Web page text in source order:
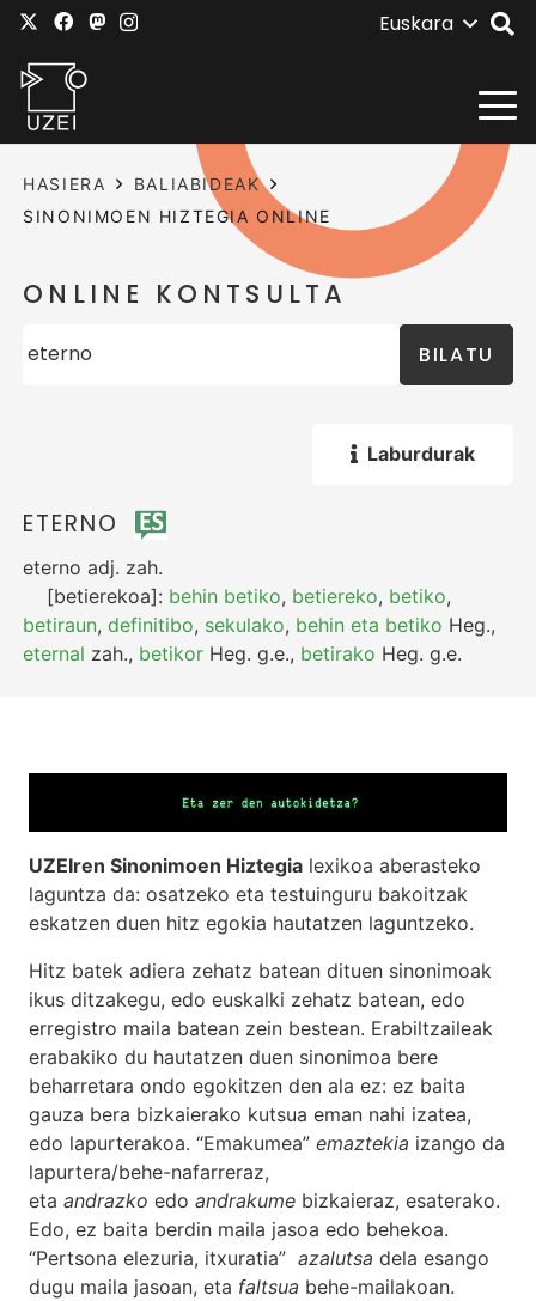
Euskara
HASIERA
BALIABIDEAK
SINONIMOEN HIZTEGIA ONLINE
ONLINE KONTSULTA
BILATU
Laburdurak
ETERNO
eterno adj. zah.
[betierekoa]: behin betiko, betiereko, betiko,
betiraun,definitibo, sekulako, behin eta betiko Heg.,
eternal zah., betikor Heg. g.e., betirako Heg. g.e.
UZEIren Sinonimoen Hiztegia lexikoa aberasteko
laguntza da: osatzeko eta testuinguru bakoitzak
eskatzen duen hitz egokia hautatzen laguntzeko.
Hitz batek adiera zehatz batean dituen sinonimoak
ikus ditzakegu, edo euskalki zehatz batean, edo
erregistro maila batean zein bestean. Erabiltzaileak
erabakiko du hautatzen duen sinonimoa bere
beharretara ondo egokitzen den ala ez: ez baita
gauza bera bizkaierako kutsua eman nahi izatea,
edo lapurterakoa. “Emakumea” emaztekia izango da
lapurtera/behe-nafarreraz,
eta andrazko edo andrakume bizkaieraz, esaterako.
Edo, ez baita berdin maila jasoa edo behekoa.
“Pertsona elezuria, itxuratia” azalutsa dela esango
dugu maila jasoan, eta faltsua behe-mailakoan.